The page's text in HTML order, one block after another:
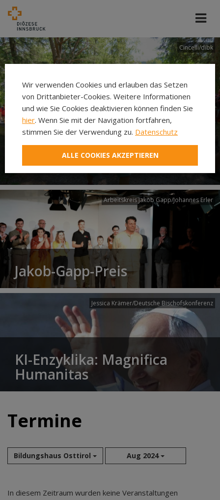
Cincelli/dibk
Neuer Pilgerweg Via
Laudato si’
Arbeitskreis Jakob Gapp/Johannes Erler
Jakob-Gapp-Preis
Jessica Krämer/Deutsche Bischofskonferenz
KI-Enzyklika: Magnifica
Humanitas
Termine
Bildungshaus Osttirol Aug 2024
Aug 2026
In diesem Zeitraum wurden keine Veranstaltungen
Wir verwenden Cookies und erlauben das Setzen
von Drittanbieter-Cookies. Weitere Informationen
und wie Sie Cookies deaktivieren können finden Sie
hier. Wenn Sie mit der Navigation fortfahren,
stimmen Sie der Verwendung zu. Datenschutz
ALLE COOKIES AKZEPTIEREN